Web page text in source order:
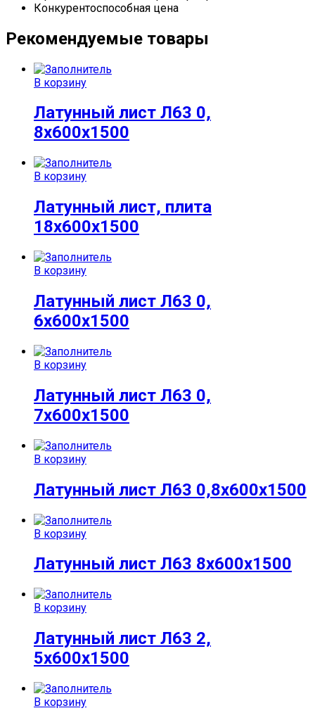
Конкурентоспособная цена
Рекомендуемые товары
В корзину
Латунный лист Л63 0,
8х600х1500
В корзину
Латунный лист, плита
18х600х1500
В корзину
Латунный лист Л63 0,
6х600х1500
В корзину
Латунный лист Л63 0,
7х600х1500
В корзину
Латунный лист Л63 0,8х600х1500
В корзину
Латунный лист Л63 8х600х1500
В корзину
Латунный лист Л63 2,
5х600х1500
В корзину